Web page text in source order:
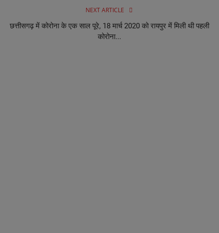
NEXT ARTICLE
छत्तीसगढ़ में कोरोना के एक साल पूरे, 18 मार्च 2020 को रायपुर में मिली थी पहली
कोरोना...